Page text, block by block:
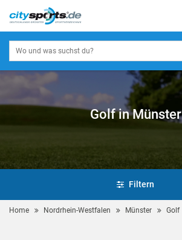
Golf in Münster
Filtern
Home Nordrhein-Westfalen Münster Golf